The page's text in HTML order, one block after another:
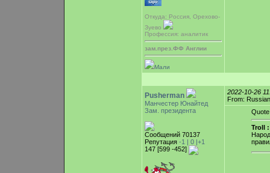
Откуда: Россия, Орехово-
Зуево
Профессия: аналитик
зам.през.ФФ Англии
Мали
Pusherman
Манчестер Юнайтед
Зам. президента
Сообщений 70137
Репутация -1 | 0 |+1
147 [599 -452]
2022-10-26
From:
Quote
Troll :